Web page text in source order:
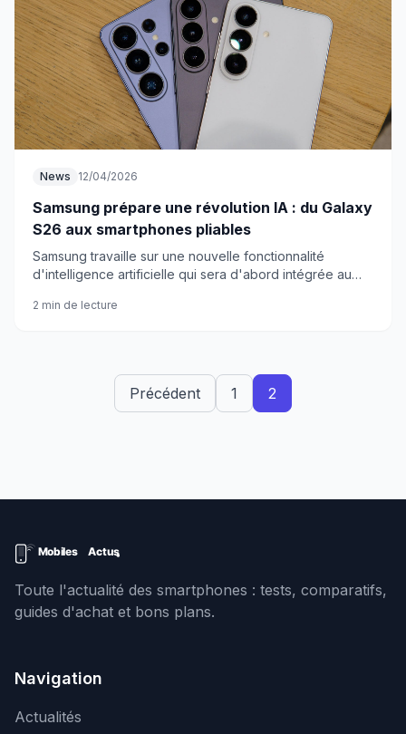
News 12/04/2026
Samsung prépare une révolution IA : du Galaxy
S26 aux smartphones pliables
Samsung travaille sur une nouvelle fonctionnalité
d'intelligence artificielle qui sera d'abord intégrée au
smartphones pliables. Cette innovation marquera une
2 min de lecture
Précédent 1 2
Toute l'actualité des smartphones : tests, comparatifs,
guides d'achat et bons plans.
Navigation
Actualités